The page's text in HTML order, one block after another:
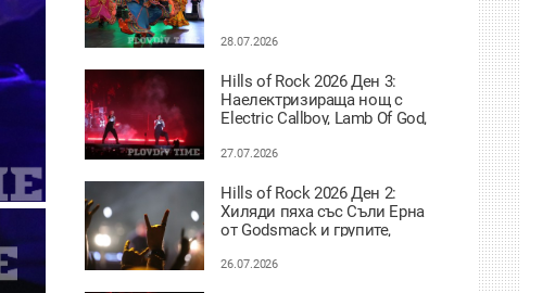
28.07.2026
Hills of Rock 2026 Ден 3:
Наелектризираща нощ с
Electric Callboy, Lamb Of God,
27.07.2026
Hills of Rock 2026 Ден 2:
Хиляди пяха със Съли Ерна
от Godsmack и групите,
26.07.2026